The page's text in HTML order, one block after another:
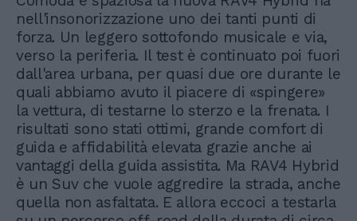
nell'insonorizzazione uno dei tanti punti di
forza. Un leggero sottofondo musicale e via,
verso la periferia. Il test è continuato poi fuori
dall'area urbana, per quasi due ore durante le
quali abbiamo avuto il piacere di «spingere»
la vettura, di testarne lo sterzo e la frenata. I
risultati sono stati ottimi, grande comfort di
guida e affidabilità elevata grazie anche ai
vantaggi della guida assistita. Ma RAV4 Hybrid
è un Suv che vuole aggredire la strada, anche
quella non asfaltata. E allora eccoci a testarla